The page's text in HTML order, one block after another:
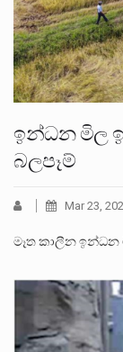
ඉන්ධන මිල
බලපෑම්
Mar 23,
මෑත කාලීන ඉන්ධන